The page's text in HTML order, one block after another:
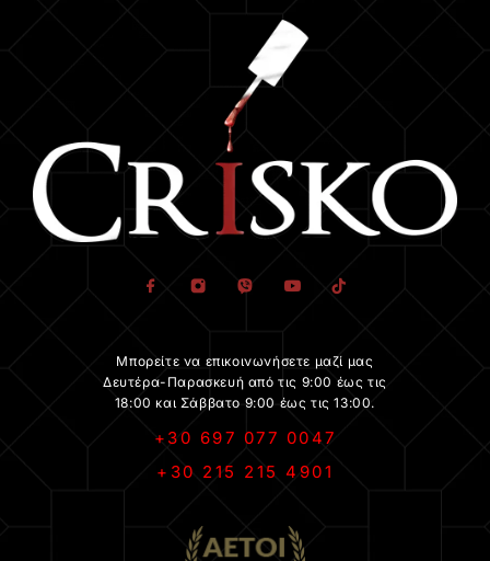
Μπορείτε να επικοινωνήσετε μαζί μας
Δευτέρα-Παρασκευή από τις 9:00 έως τις
18:00 και Σάββατο 9:00 έως τις 13:00.
+30 697 077 0047
+30 215 215 4901